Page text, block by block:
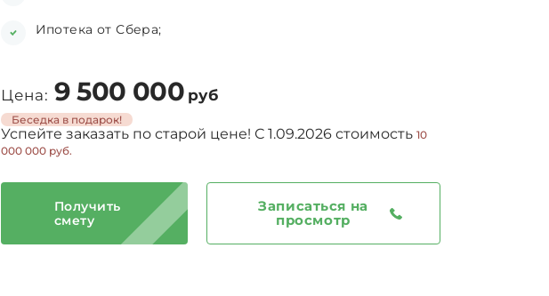
Ипотека от Сбера;
Цена: 9 500 000 руб
Беседка в подарок!
Успейте заказать по старой цене! С 1.09.2026 стоимость 10
000 000 руб.
Получить
смету
Записаться на
просмотр